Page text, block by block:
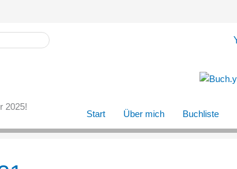
2025!
Start Über mich Buchliste